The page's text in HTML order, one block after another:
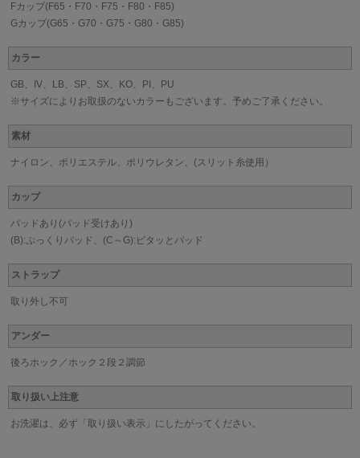
Fカップ(F65・F70・F75・F80・F85)
Gカップ(G65・G70・G75・G80・G85)
カラー
GB、IV、LB、SP、SX、KO、PI、PU
※サイズによりお取扱のないカラーもございます。予めご了承ください。
素材
ナイロン、ポリエステル、ポリウレタン、(スリット糸使用）
カップ
パッドあり(パッド受けあり)
(B):ぷっくりパッド、(C～G):ピタッとパッド
ストラップ
取り外し不可
アンダー
後ろホック／ホック２段２調節
取り扱い上注意
お洗濯は、必ず「取り扱い表示」にしたがってください。